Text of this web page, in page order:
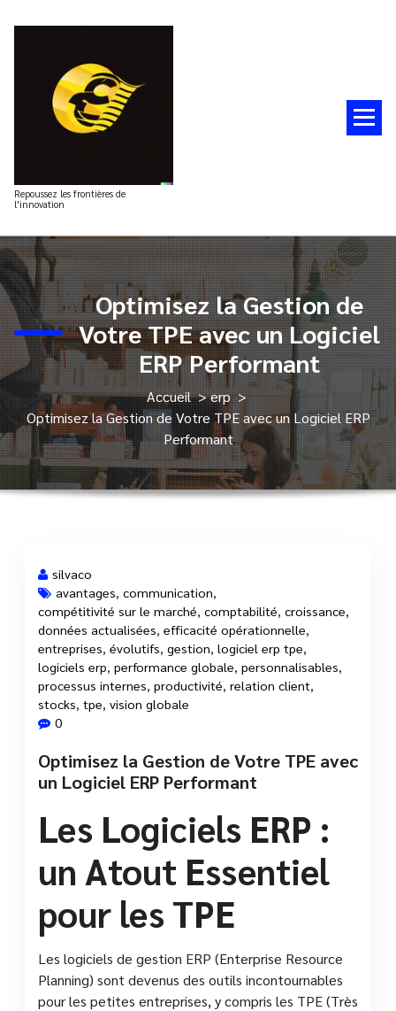
Repoussez les frontières de
l'innovation
Optimisez la Gestion de
Votre TPE avec un Logiciel
ERP Performant
Accueil>erp>
Optimisez la Gestion de Votre TPE avec un Logiciel ERP
Performant
16 Avr, 2025
silvaco
avantages communication
compétitivité sur le marché comptabilité croissance
données actualisées efficacité opérationnelle
entreprises évolutifs gestion logiciel erp tpe
logiciels erp performance globale personnalisables
processus internes productivité relation client
stocks tpe vision globale
0
Optimisez la Gestion de Votre TPE avec
un Logiciel ERP Performant
Les Logiciels ERP :
un Atout Essentiel
pour les TPE
Les logiciels de gestion ERP (Enterprise Resource
Planning) sont devenus des outils incontournables
pour les petites entreprises, y compris les TPE (Très